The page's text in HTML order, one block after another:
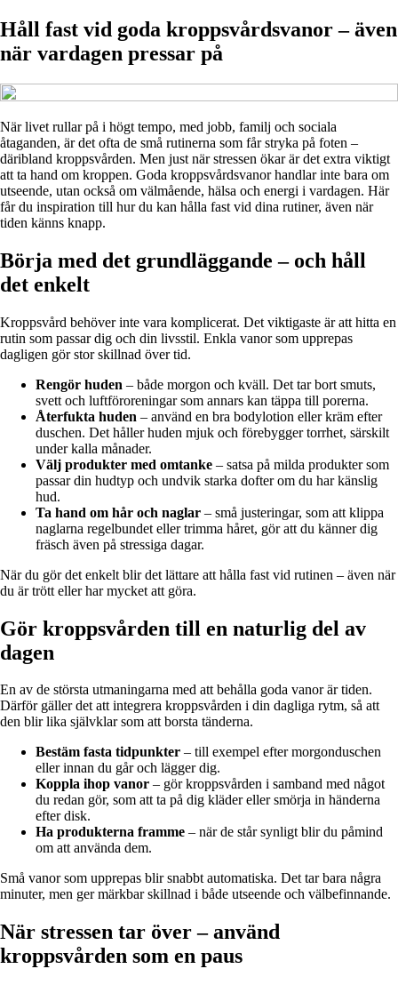
Håll fast vid goda kroppsvårdsvanor – även
när vardagen pressar på
När livet rullar på i högt tempo, med jobb, familj och sociala
åtaganden, är det ofta de små rutinerna som får stryka på foten –
däribland kroppsvården. Men just när stressen ökar är det extra viktigt
att ta hand om kroppen. Goda kroppsvårdsvanor handlar inte bara om
utseende, utan också om välmående, hälsa och energi i vardagen. Här
får du inspiration till hur du kan hålla fast vid dina rutiner, även när
tiden känns knapp.
Börja med det grundläggande – och håll
det enkelt
Kroppsvård behöver inte vara komplicerat. Det viktigaste är att hitta en
rutin som passar dig och din livsstil. Enkla vanor som upprepas
dagligen gör stor skillnad över tid.
Rengör huden – både morgon och kväll. Det tar bort smuts,
svett och luftföroreningar som annars kan täppa till porerna.
Återfukta huden – använd en bra bodylotion eller kräm efter
duschen. Det håller huden mjuk och förebygger torrhet, särskilt
under kalla månader.
Välj produkter med omtanke – satsa på milda produkter som
passar din hudtyp och undvik starka dofter om du har känslig
hud.
Ta hand om hår och naglar – små justeringar, som att klippa
naglarna regelbundet eller trimma håret, gör att du känner dig
fräsch även på stressiga dagar.
När du gör det enkelt blir det lättare att hålla fast vid rutinen – även när
du är trött eller har mycket att göra.
Gör kroppsvården till en naturlig del av
dagen
En av de största utmaningarna med att behålla goda vanor är tiden.
Därför gäller det att integrera kroppsvården i din dagliga rytm, så att
den blir lika självklar som att borsta tänderna.
Bestäm fasta tidpunkter – till exempel efter morgonduschen
eller innan du går och lägger dig.
Koppla ihop vanor – gör kroppsvården i samband med något
du redan gör, som att ta på dig kläder eller smörja in händerna
efter disk.
Ha produkterna framme – när de står synligt blir du påmind
om att använda dem.
Små vanor som upprepas blir snabbt automatiska. Det tar bara några
minuter, men ger märkbar skillnad i både utseende och välbefinnande.
När stressen tar över – använd
kroppsvården som en paus